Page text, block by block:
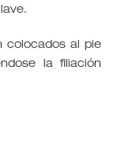
colocados al pie
la filiación